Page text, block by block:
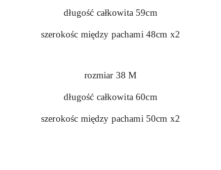
długość całkowita 59cm
szerokośc między pachami 48cm x2
rozmiar 38 M
długość całkowita 60cm
szerokośc między pachami 50cm x2